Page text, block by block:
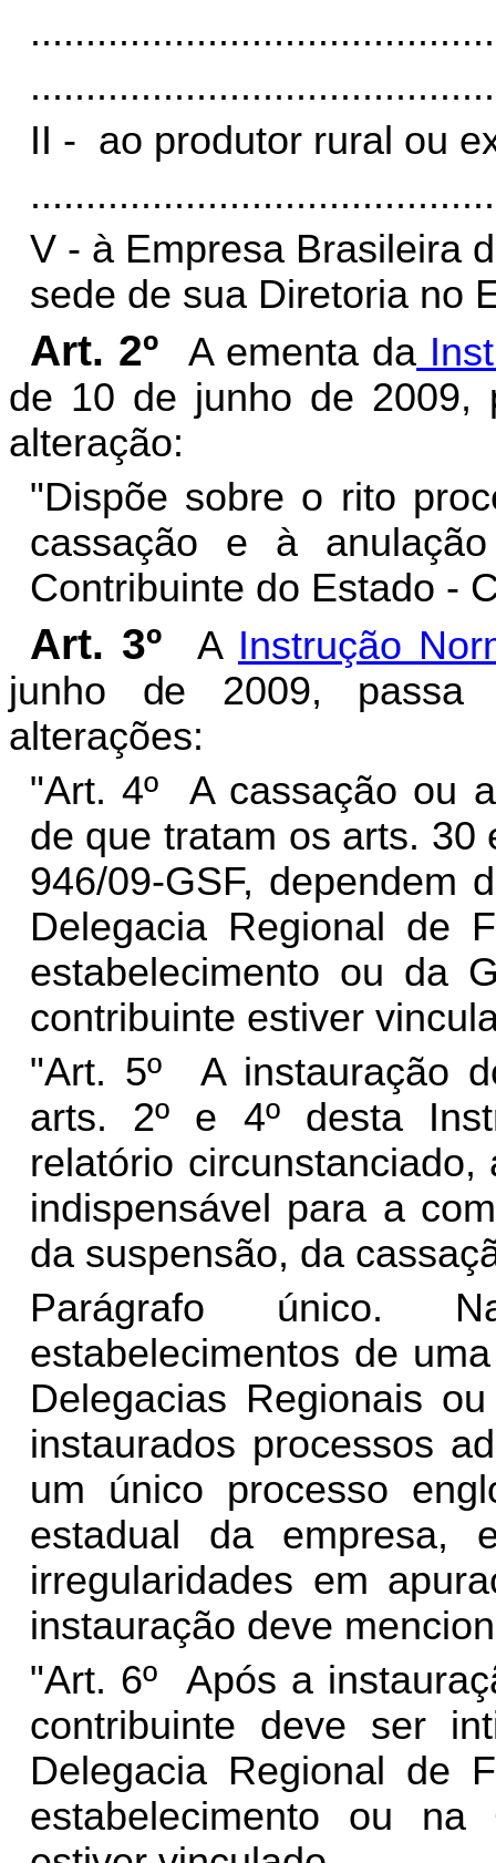
II - ao produtor rural ou
V - à Empresa Brasileira
sede de sua Diretoria no
Art. 2º A ementa da
de 10 de junho de 2009,
alteração:
"Dispõe sobre o rito
cassação e à
Contribuinte do Estado -
Art. 3º A Instrução
junho de 2009,
alterações:
"Art. 4º A cassação ou
de que tratam os arts. 30
946/09-GSF, dependem
Delegacia Regional de
estabelecimento ou da
contribuinte estiver
"Art. 5º A instauração
arts. 2º e 4º desta
relatório
indispensável para a
da suspensão, da
Parágrafo único.
estabelecimentos de
Delegacias Regionais
instaurados processos
um único processo
estadual da empresa,
irregularidades em
instauração deve
"Art. 6º Após a
contribuinte deve ser
Delegacia Regional de
estabelecimento ou na